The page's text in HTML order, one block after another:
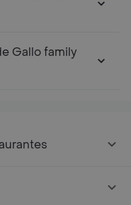
Gallo family